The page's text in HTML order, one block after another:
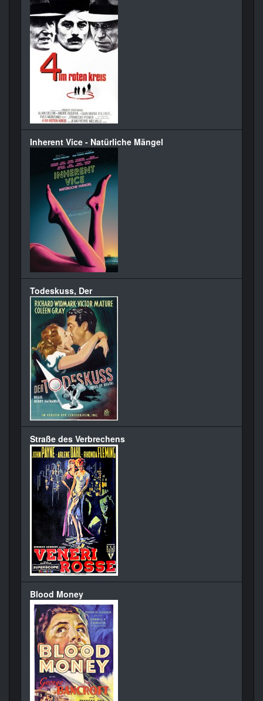
Inherent Vice - Natürliche Mängel
Todeskuss, Der
Straße des Verbrechens
Blood Money